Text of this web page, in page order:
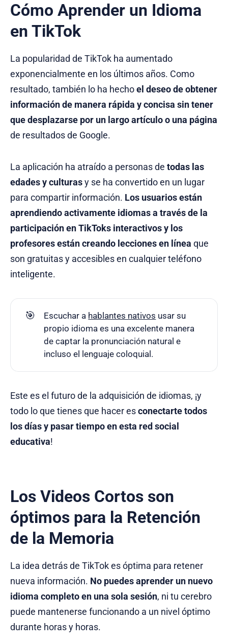
Cómo Aprender un Idioma
en TikTok
La popularidad de TikTok ha aumentado
exponencialmente en los últimos años. Como
resultado, también lo ha hechoel deseo de obtener
información de manera rápida y concisa sin tener
que desplazarse por un largo artículo o una página
de resultados de Google.
La aplicación ha atraído a personas de todas las
edades y culturasy se ha convertido en un lugar
para compartir información. Los usuarios están
aprendiendo activamente idiomas a través de la
participación en TikToks interactivosy los
profesores están creando lecciones en línea que
son gratuitas y accesibles en cualquier teléfono
inteligente.
🎯 Escuchar a hablantes nativos usar su
propio idioma es una excelente manera
de captar la pronunciación natural e
incluso el lenguaje coloquial.
Este es el futuro de la adquisición de idiomas, ¡y
todo lo que tienes que hacer esconectarte todos
los días y pasar tiempo en esta red social
educativa!
Los Videos Cortos son
óptimos para la Retención
de la Memoria
La idea detrás de TikTok es óptima para retener
nueva información. No puedes aprender un nuevo
idioma completo en una sola sesión, ni tu cerebro
puede mantenerse funcionando a un nivel óptimo
durante horas y horas.